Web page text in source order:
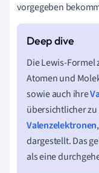
vorgegeben
Die Lewis-
Atomen und
sowie auch ihre
übersichtlicher
Valenzelektronen
dargestellt. Das
als eine